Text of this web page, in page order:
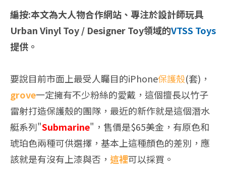
編按:本文為大人物合作網站、專注於設計師玩具
Urban Vinyl Toy / Designer Toy領域的VTSS Toys
提供。
要說目前市面上最受人矚目的iPhone保護殼(套)，
grove一定擁有不少粉絲的愛戴，這個擅長以竹子
雷射打造保護殼的團隊，最近的新作就是這個潛水
艇系列"Submarine"，售價是$65美金，有原色和
琥珀色兩種可供選擇，基本上這種顏色的差別，應
該就是有沒有上漆與否， 這裡可以採買。